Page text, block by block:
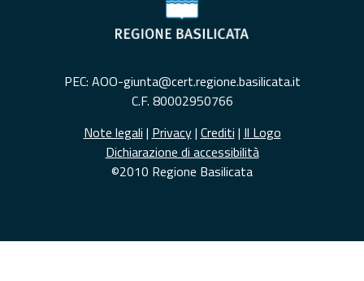
PEC: AOO-giunta@cert.regione.basilicata.it
C.F. 80002950766
Note legali | Privacy| Crediti | Il Logo
Dichiarazione di accessibilità
©2010 Regione Basilicata